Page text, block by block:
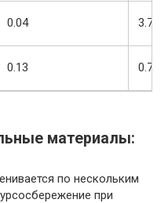
0.04 3.75
0.13 0.77
материалы:
по нескольким
при